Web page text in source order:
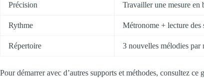
Précision Travailler une mesure en
Rythme Métronome + lecture des
Répertoire 3 nouvelles mélodies par
Pour démarrer avec d’autres supports et méthodes, consultez